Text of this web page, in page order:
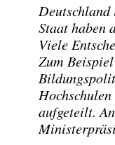
Staat haben
Viele
Zum
aufgeteilt.